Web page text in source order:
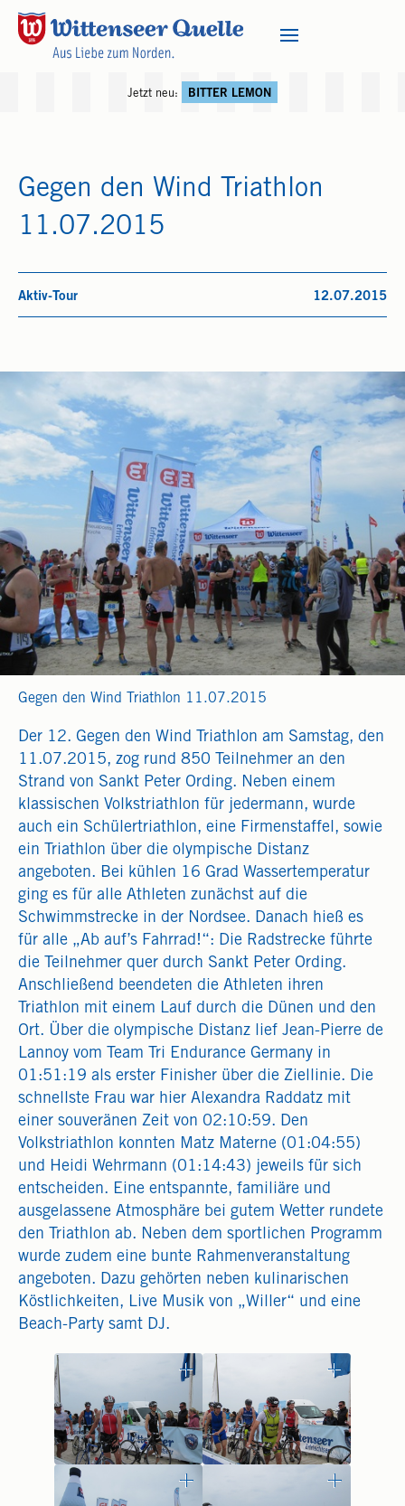
Jetzt neu: BITTER LEMON
Gegen den Wind Triathlon
11.07.2015
Aktiv-Tour 12.07.2015
Gegen den Wind Triathlon 11.07.2015
Der 12. Gegen den Wind Triathlon am Samstag, den
11.07.2015, zog rund 850 Teilnehmer an den
Strand von Sankt Peter Ording. Neben einem
klassischen Volkstriathlon für jedermann, wurde
auch ein Schülertriathlon, eine Firmenstaffel, sowie
ein Triathlon über die olympische Distanz
angeboten. Bei kühlen 16 Grad Wassertemperatur
ging es für alle Athleten zunächst auf die
Schwimmstrecke in der Nordsee. Danach hieß es
für alle „Ab auf’s Fahrrad!“: Die Radstrecke führte
die Teilnehmer quer durch Sankt Peter Ording.
Anschließend beendeten die Athleten ihren
Triathlon mit einem Lauf durch die Dünen und den
Ort. Über die olympische Distanz lief Jean-Pierre de
Lannoy vom Team Tri Endurance Germany in
01:51:19 als erster Finisher über die Ziellinie. Die
schnellste Frau war hier Alexandra Raddatz mit
einer souveränen Zeit von 02:10:59. Den
Volkstriathlon konnten Matz Materne (01:04:55)
und Heidi Wehrmann (01:14:43) jeweils für sich
entscheiden. Eine entspannte, familiäre und
ausgelassene Atmosphäre bei gutem Wetter rundete
den Triathlon ab. Neben dem sportlichen Programm
wurde zudem eine bunte Rahmenveranstaltung
angeboten. Dazu gehörten neben kulinarischen
Köstlichkeiten, Live Musik von „Willer“ und eine
Beach-Party samt DJ.